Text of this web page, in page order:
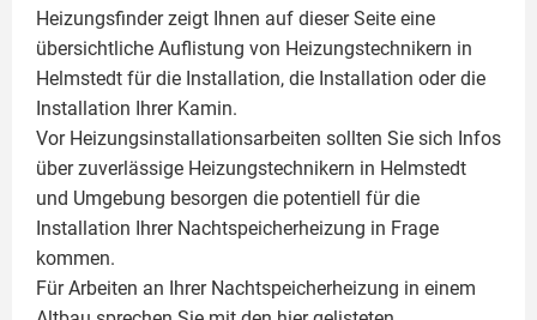
Heizungsfinder zeigt Ihnen auf dieser Seite eine
übersichtliche Auflistung von Heizungstechnikern in
Helmstedt für die Installation, die Installation oder die
Installation Ihrer Kamin.
Vor Heizungsinstallationsarbeiten sollten Sie sich Infos
über zuverlässige Heizungstechnikern in Helmstedt
und Umgebung besorgen die potentiell für die
Installation Ihrer Nachtspeicherheizung in Frage
kommen.
Für Arbeiten an Ihrer Nachtspeicherheizung in einem